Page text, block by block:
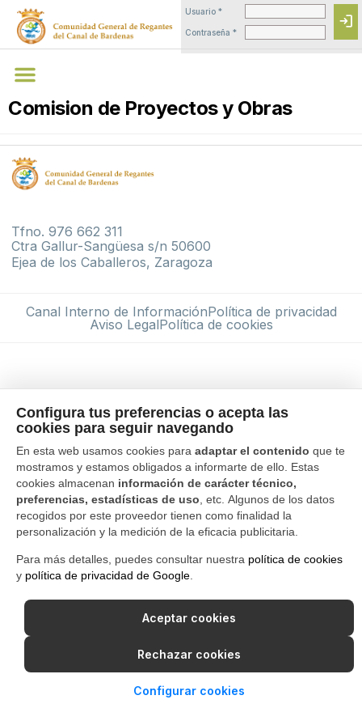
Configura tus preferencias o acepta las
cookies para seguir navegando
En esta web usamos cookies para adaptar el contenido que te
mostramos y estamos obligados a informarte de ello. Estas
cookies almacenan información de carácter técnico,
preferencias, estadísticas de uso , etc. Algunos de los datos
recogidos por este proveedor tienen como finalidad la
personalización y la medición de la eficacia publicitaria.
Para más detalles, puedes consultar nuestra política de cookies
y política de privacidad de Google
Aceptar cookies
Rechazar cookies
Configurar cookies
Usuario *
Contraseña *
login
Comision de Proyectos y Obras
Tfno. 976 662 311
Ctra Gallur-Sangüesa s/n 50600
Ejea de los Caballeros, Zaragoza
Canal Interno de InformaciónPolítica de privacidad
Aviso LegalPolítica de cookies